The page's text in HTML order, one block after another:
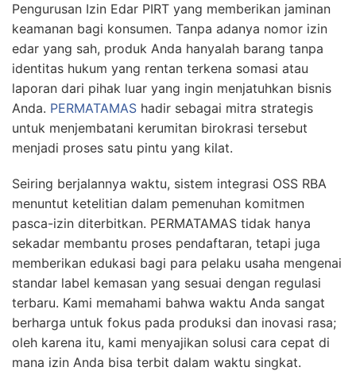
Pengurusan Izin Edar PIRT yang memberikan jaminan
keamanan bagi konsumen. Tanpa adanya nomor izin
edar yang sah, produk Anda hanyalah barang tanpa
identitas hukum yang rentan terkena somasi atau
laporan dari pihak luar yang ingin menjatuhkan bisnis
Anda. PERMATAMAS hadir sebagai mitra strategis
untuk menjembatani kerumitan birokrasi tersebut
menjadi proses satu pintu yang kilat.
Seiring berjalannya waktu, sistem integrasi OSS RBA
menuntut ketelitian dalam pemenuhan komitmen
pasca-izin diterbitkan. PERMATAMAS tidak hanya
sekadar membantu proses pendaftaran, tetapi juga
memberikan edukasi bagi para pelaku usaha mengenai
standar label kemasan yang sesuai dengan regulasi
terbaru. Kami memahami bahwa waktu Anda sangat
berharga untuk fokus pada produksi dan inovasi rasa;
oleh karena itu, kami menyajikan solusi cara cepat di
mana izin Anda bisa terbit dalam waktu singkat.